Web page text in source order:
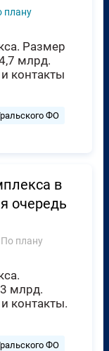
плану
Размер
млрд.
контакты
ФО
в
очередь
По плану
млрд.
контакты.
ФО